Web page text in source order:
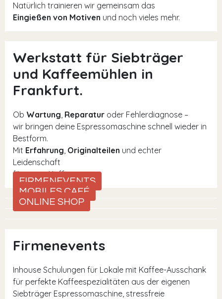
Natürlich trainieren wir gemeinsam das
Eingießen von Motiven und noch vieles mehr.
Werkstatt für Siebträger
und Kaffeemühlen in
Frankfurt.
Ob Wartung, Reparatur oder Fehlerdiagnose –
wir bringen deine Espressomaschine schnell wieder in
Bestform.
Mit Erfahrung, Originalteilen und echter
Leidenschaft
für guten Kaffee.
FIRMENEVENTS
MOBILES CAFÉ
ONLINE SHOP
Firmenevents
Inhouse Schulungen für Lokale mit Kaffee-Ausschank
für perfekte Kaffeespezialitäten aus der eigenen
Siebträger Espressomaschine, stressfreie